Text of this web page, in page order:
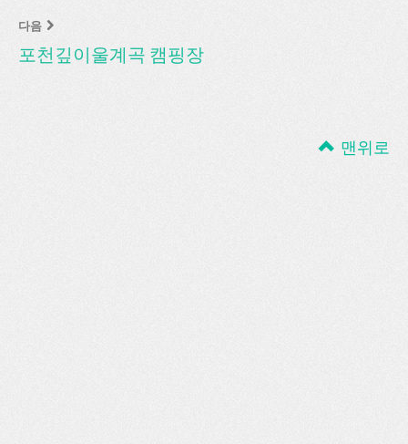
다음
포천깊이울계곡 캠핑장
맨위로